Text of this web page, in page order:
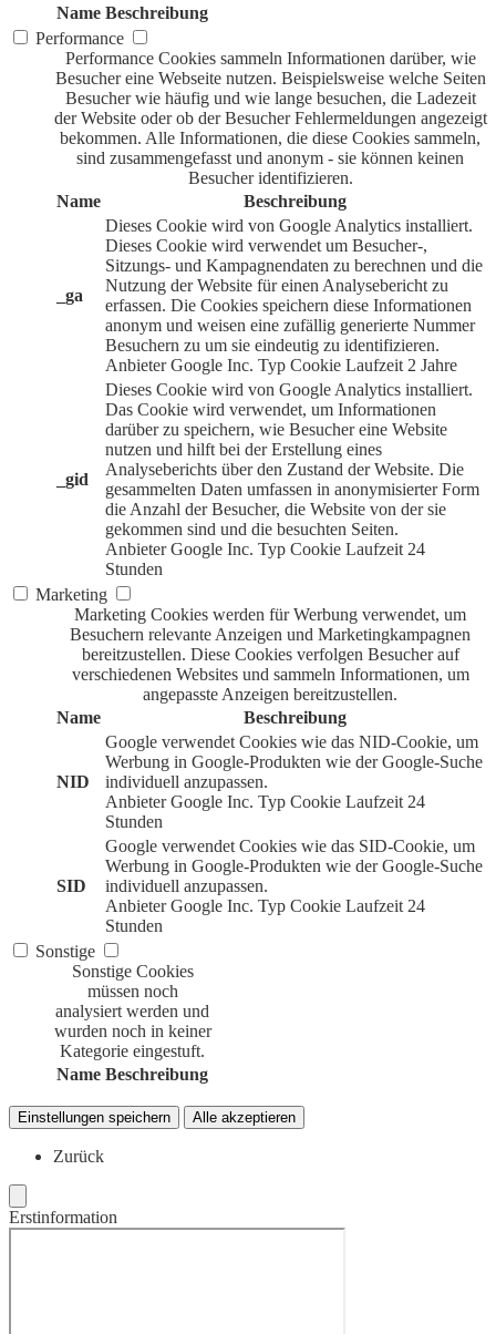
Name Beschreibung
Performance
Performance Cookies sammeln Informationen darüber, wie
Besucher eine Webseite nutzen. Beispielsweise welche Seiten
Besucher wie häufig und wie lange besuchen, die Ladezeit
der Website oder ob der Besucher Fehlermeldungen angezeigt
bekommen. Alle Informationen, die diese Cookies sammeln,
sind zusammengefasst und anonym - sie können keinen
Besucher identifizieren.
Name
Beschreibung
_ga
Dieses Cookie wird von Google Analytics installiert.
Dieses Cookie wird verwendet um Besucher-,
Sitzungs- und Kampagnendaten zu berechnen und die
Nutzung der Website für einen Analysebericht zu
erfassen. Die Cookies speichern diese Informationen
anonym und weisen eine zufällig generierte Nummer
Besuchern zu um sie eindeutig zu identifizieren.
Anbieter Google Inc. Typ Cookie Laufzeit 2 Jahre
_gid
Dieses Cookie wird von Google Analytics installiert.
Das Cookie wird verwendet, um Informationen
darüber zu speichern, wie Besucher eine Website
nutzen und hilft bei der Erstellung eines
Analyseberichts über den Zustand der Website. Die
gesammelten Daten umfassen in anonymisierter Form
die Anzahl der Besucher, die Website von der sie
gekommen sind und die besuchten Seiten.
Anbieter Google Inc. Typ Cookie Laufzeit 24
Stunden
Marketing
Marketing Cookies werden für Werbung verwendet, um
Besuchern relevante Anzeigen und Marketingkampagnen
bereitzustellen. Diese Cookies verfolgen Besucher auf
verschiedenen Websites und sammeln Informationen, um
angepasste Anzeigen bereitzustellen.
Name
Beschreibung
NID
Google verwendet Cookies wie das NID-Cookie, um
Werbung in Google-Produkten wie der Google-Suche
individuell anzupassen.
Anbieter Google Inc. Typ Cookie Laufzeit 24
Stunden
SID
Google verwendet Cookies wie das SID-Cookie, um
Werbung in Google-Produkten wie der Google-Suche
individuell anzupassen.
Anbieter Google Inc. Typ Cookie Laufzeit 24
Stunden
Sonstige
Sonstige Cookies
müssen noch
analysiert werden und
wurden noch in keiner
Kategorie eingestuft.
Name Beschreibung
Einstellungen speichern Alle akzeptieren
Zurück
Erstinformation